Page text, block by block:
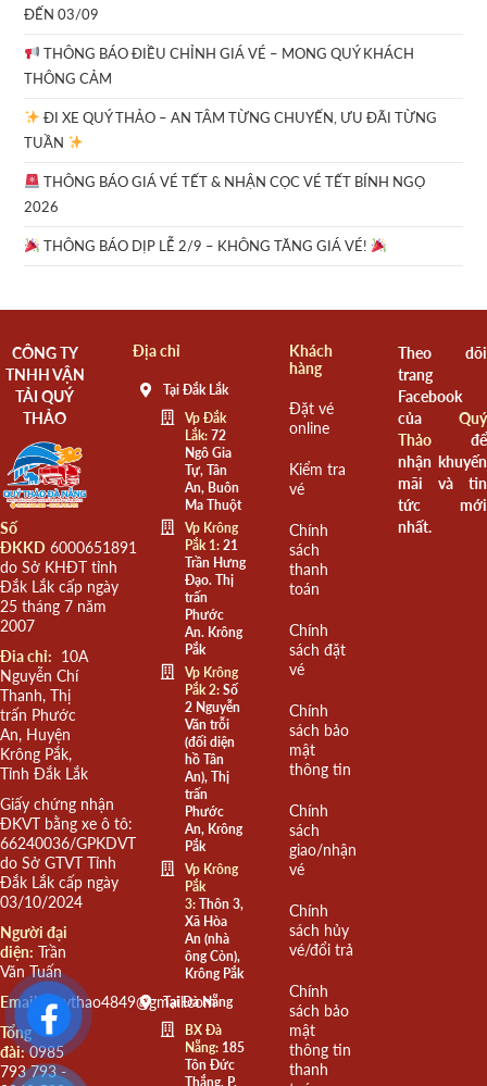
ĐẾN 03/09
THÔNG BÁO ĐIỀU CHỈNH GIÁ VÉ – MONG QUÝ KHÁCH
THÔNG CẢM
ĐI XE QUÝ THẢO – AN TÂM TỪNG CHUYẾN, ƯU ĐÃI TỪNG
TUẦN
THÔNG BÁO GIÁ VÉ TẾT & NHẬN CỌC VÉ TẾT BÍNH NGỌ
2026
THÔNG BÁO DỊP LỄ 2/9 – KHÔNG TĂNG GIÁ VÉ!
CÔNG TY
TNHH VẬN
TẢI QUÝ
THẢO
Số
ĐKKD 6000651891
do Sở KHĐT tỉnh
Đắk Lắk cấp ngày
25 tháng 7 năm
2007
Đia chỉ: 10A
Nguyễn Chí
Thanh, Thị
trấn Phước
An, Huyện
Krông Pắk,
Tỉnh Đắk Lắk
Giấy chứng nhận
ĐKVT bằng xe ô tô:
66240036/GPKDVT
do Sở GTVT Tỉnh
Đắk Lắk cấp ngày
03/10/2024
Người đại
diện: Trần
Văn Tuấn
Email: quythao4849@gmail.com
Tổng
đài:0985
793 793 -
Địa chỉ
Tại Đắk Lắk
Vp Đắk
Lắk:72
Ngô Gia
Tự, Tân
An, Buôn
Ma Thuột
Vp Krông
Pắk 1:21
Trần Hưng
Đạo. Thị
trấn
Phước
An. Krông
Pắk
Vp Krông
Pắk 2:Số
2 Nguyễn
Văn trỗi
(đối diện
hồ Tân
An), Thị
trấn
Phước
An, Krông
Pắk
Vp Krông
Pắk
3:Thôn 3,
Xã Hòa
An (nhà
ông Còn),
Krông Pắk
Tại Đà Nẵng
BX Đà
Nẵng:185
Tôn Đức
Thắng, P.
Khách
hàng
Đặt vé
online
Kiểm tra
vé
Chính
sách
thanh
toán
Chính
sách đặt
vé
Chính
sách bảo
mật
thông tin
Chính
sách
giao/nhận
vé
Chính
sách hủy
vé/đổi trả
Chính
sách bảo
mật
thông tin
thanh
Theo dõi
trang
Facebook
của Quý
Thảođể
nhận khuyến
mãi và tin
tức mới
nhất.